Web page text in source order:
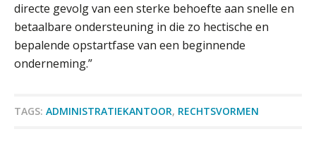
directe gevolg van een sterke behoefte aan snelle en
betaalbare ondersteuning in die zo hectische en
bepalende opstartfase van een beginnende
onderneming.”
TAGS: ADMINISTRATIEKANTOOR, RECHTSVORMEN
ABN Amro slokt NIBC op: wat deze
overname zegt over de
veranderende financiële markt
Hoe Hoek en Blok het
aaff